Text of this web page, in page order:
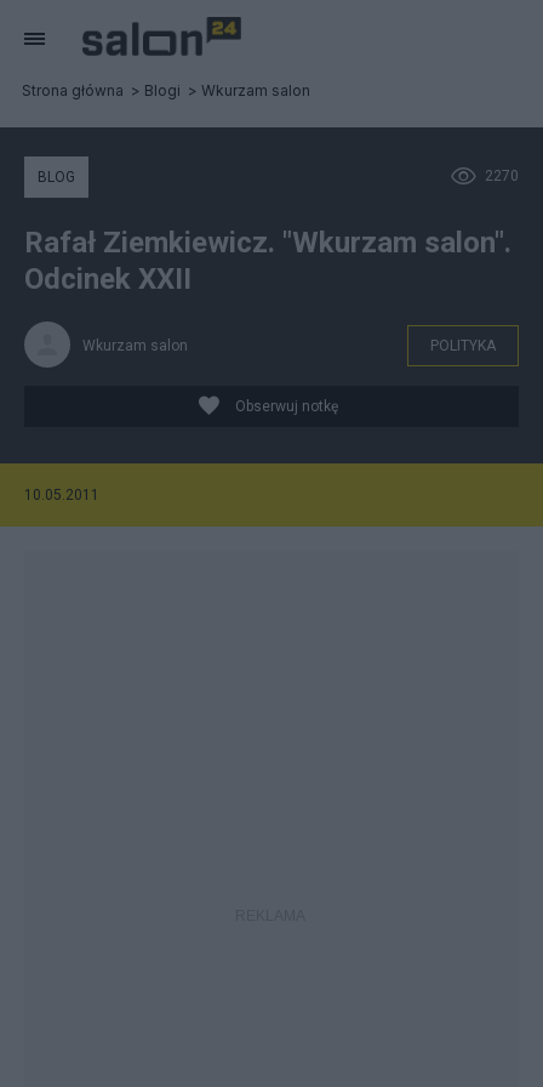
Strona główna Blogi Wkurzam salon
2270
BLOG
Rafał Ziemkiewicz. "Wkurzam salon".
Odcinek XXII
Wkurzam salon POLITYKA
Obserwuj notkę
10.05.2011